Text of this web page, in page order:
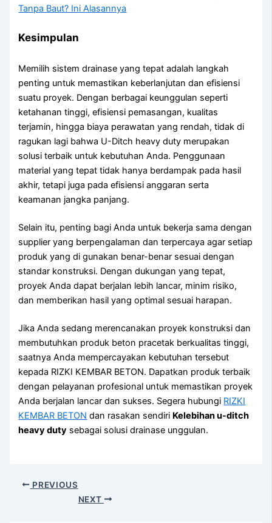
Tanpa Baut? Ini Alasannya
Kesimpulan
Memilih sistem drainase yang tepat adalah langkah
penting untuk memastikan keberlanjutan dan efisiensi
suatu proyek. Dengan berbagai keunggulan seperti
ketahanan tinggi, efisiensi pemasangan, kualitas
terjamin, hingga biaya perawatan yang rendah, tidak di
ragukan lagi bahwa U-Ditch heavy duty merupakan
solusi terbaik untuk kebutuhan Anda. Penggunaan
material yang tepat tidak hanya berdampak pada hasil
akhir, tetapi juga pada efisiensi anggaran serta
keamanan jangka panjang.
Selain itu, penting bagi Anda untuk bekerja sama dengan
supplier yang berpengalaman dan terpercaya agar setiap
produk yang di gunakan benar-benar sesuai dengan
standar konstruksi. Dengan dukungan yang tepat,
proyek Anda dapat berjalan lebih lancar, minim risiko,
dan memberikan hasil yang optimal sesuai harapan.
Jika Anda sedang merencanakan proyek konstruksi dan
membutuhkan produk beton pracetak berkualitas tinggi,
saatnya Anda mempercayakan kebutuhan tersebut
kepada RIZKI KEMBAR BETON. Dapatkan produk terbaik
dengan pelayanan profesional untuk memastikan proyek
Anda berjalan lancar dan sukses. Segera hubungi RIZKI
KEMBAR BETON dan rasakan sendiri Kelebihan u-ditch
heavy duty sebagai solusi drainase unggulan.
PREVIOUS
NEXT